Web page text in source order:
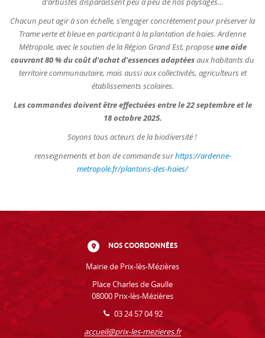
Chacun peut agir à son échelle, s’engager concrètement pour préserver la
Trame verte et bleue en participant à la plantation de haies. Ardenne
Métropole, avec le soutien de la Région Grand Est, proposeune aide
couvrant 80 % du coût d’achat d’essences adaptéesaux habitants du
territoire communautaire, mais aussi aux collectivités, agriculteurs et
établissements scolaires.
Les commandes doivent être effectuées entre le 22 septembre et le
18 octobre 2025.
Soyons tous acteurs de la biodiversité !
renseignements et bon de commande surhttps://ardenne-
metropole.fr/plantons-des-haies/
NOS COORDONNÉES
Mairie de Prix-lès-Mézières
Place Charles de Gaulle
08000 Prix-lès-Mézières
03 24 57 04 92
accueil@prix-les-mezieres.fr